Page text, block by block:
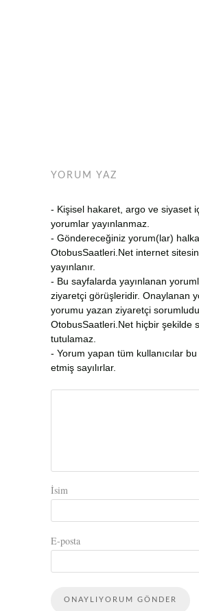
YORUM YAZ
- Kişisel hakaret, argo ve siyaset
yorumlar yayınlanmaz.
- Göndereceğiniz yorum(lar)
OtobusSaatleri.Net internet
yayınlanır.
- Bu sayfalarda yayınlanan
ziyaretçi görüşleridir. Onaylanan
yorumu yazan ziyaretçi
OtobusSaatleri.Net hiçbir şekilde
tutulamaz.
- Yorum yapan tüm kullanıcılar
etmiş sayılırlar.
İsim
E-posta